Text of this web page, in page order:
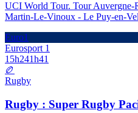
UCI World Tour. Tour Auvergne-
Martin-Le-Vinoux - Le Puy-en-
Euro1
Eurosport 1
15h241h41
🏉
Rugby
Rugby : Super Rugby